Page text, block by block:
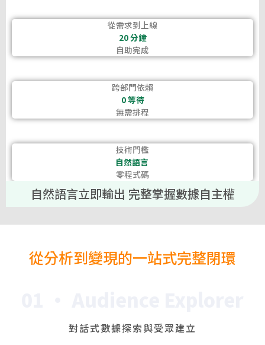
從需求到上線
20 分鐘
自助完成
跨部門依賴
0 等待
無需排程
技術門檻
自然語言
零程式碼
自然語言立即輸出 完整掌握數據自主權
從分析到變現的一站式完整閉環
對話式數據探索與受眾建立